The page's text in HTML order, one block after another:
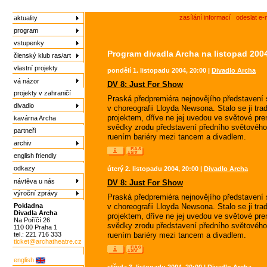
aktuality
program
vstupenky
členský klub ras/art
vlastní projekty
vá názor
projekty v zahraničí
divadlo
kavárna Archa
partneři
archiv
english friendly
odkazy
návtěva u nás
výroční zprávy
Pokladna
Divadla Archa
Na Poříčí 26
110 00 Praha 1
tel.: 221 716 333
ticket@archatheatre.cz
english
zasílání informací odeslat e-
Program divadla Archa na listopad
pondělí 1. listopadu 2004, 20:00 | Divadlo Archa
DV 8: Just For Show
Praská předpremiéra nejnovějího
v choreografii Lloyda Newsona. Stalo se ji
projektem, dříve ne jej uvedou ve světové
svědky zrodu představení předního
ruením bariéry mezi tancem a divadlem.
úterý 2. listopadu 2004, 20:00 | Divadlo Archa
DV 8: Just For Show
Praská předpremiéra nejnovějího
v choreografii Lloyda Newsona. Stalo se ji
projektem, dříve ne jej uvedou ve světové
svědky zrodu představení předního
ruením bariéry mezi tancem a divadlem.